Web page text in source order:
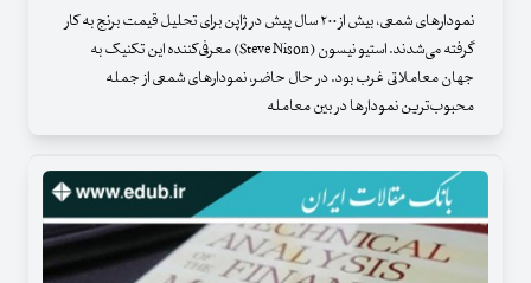
نمودارهای شمعی، بیش از ۲۰۰ سال پیش در ژاپن برای تحلیل قیمت برنج به کار
گرفته می‌شدند. استیو نیسون (Steve Nison) معرفی‌کننده این تکنیک به
جهان معاملاتی غرب بود. در حال حاضر، نمودارهای شمعی از جمله
محبوب‌ترین نمودارها در بین معامله‌